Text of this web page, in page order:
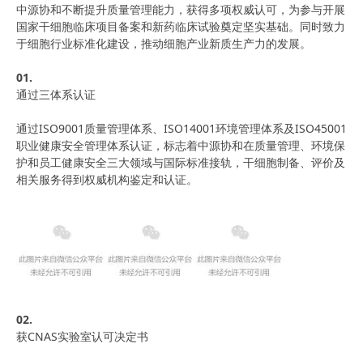
中源协和不断提升质量管理能力，获得多项权威认可，为参与开展
国家干细胞临床项目备案和新药临床试验奠定坚实基础。同时致力
于细胞行业标准化建设，推动细胞产业新质生产力的发展。
01.
通过三体系认证
通过ISO9001质量管理体系、ISO14001环境管理体系及ISO45001
职业健康安全管理体系认证，标志着中源协和在质量管理、环境保
护和员工健康安全三大领域与国际标准接轨，干细胞制备、评价及
相关服务得到权威机构鉴定和认证。
02.
获CNAS实验室认可决定书